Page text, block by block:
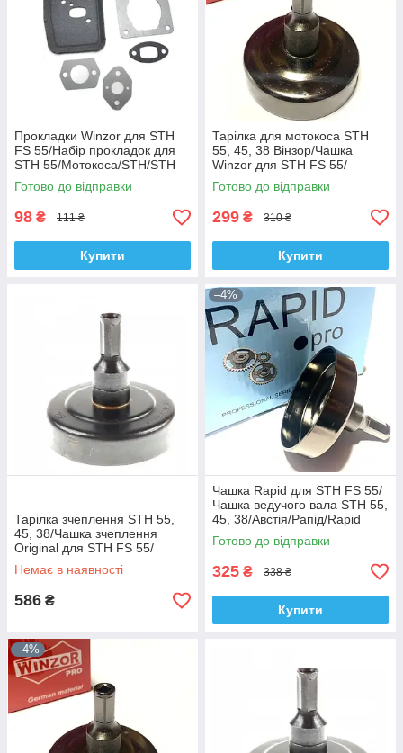
Прокладки Winzor для STH
FS 55/Набір прокладок для
STH 55/Мотокоса/STH/STH
Готово до відправки
98 ₴ 111 ₴
Купити
Тарілка для мотокоса STH
55, 45, 38 Вінзор/Чашка
Winzor для STH FS 55/
Бензокоса/Бензотример
Готово до відправки
299 ₴ 310 ₴
Купити
Тарілка зчеплення STH 55,
45, 38/Чашка зчеплення
Original для STH FS 55/
Бензокоса/STH/STH
Немає в наявності
586 ₴
–4%
Чашка Rapid для STH FS 55/
Чашка ведучого вала STH 55,
45, 38/Австія/Рапід/Rapid
Готово до відправки
325 ₴ 338 ₴
Купити
–4%